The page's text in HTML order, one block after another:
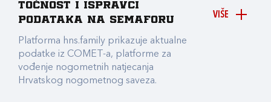
VIŠE
točnost i ispravci
podataka na Semaforu
Platforma hns.family prikazuje aktualne
podatke iz COMET-a, platforme za
vođenje nogometnih natjecanja
Hrvatskog nogometnog saveza.